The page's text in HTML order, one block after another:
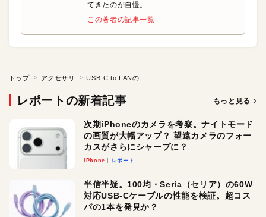
てきたのが自慢。
この著者の記事一覧
トップ アクセサリ USB-C to LANの変換アダプタで高速な有線ネット環境を構築しよう！
レポートの新着記事 もっと見る
次期iPhoneのカメラを考察。ナイトモード
の画質が大幅アップ？ 望遠カメラのフォー
カスがさらにシャープに？
iPhone レポート
半信半疑。100均・Seria（セリア）の60W
対応USB-Cケーブルの性能を検証。超コス
パの1本を発見か？